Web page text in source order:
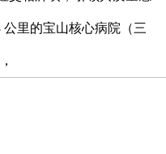
里的宝山核心病院（三